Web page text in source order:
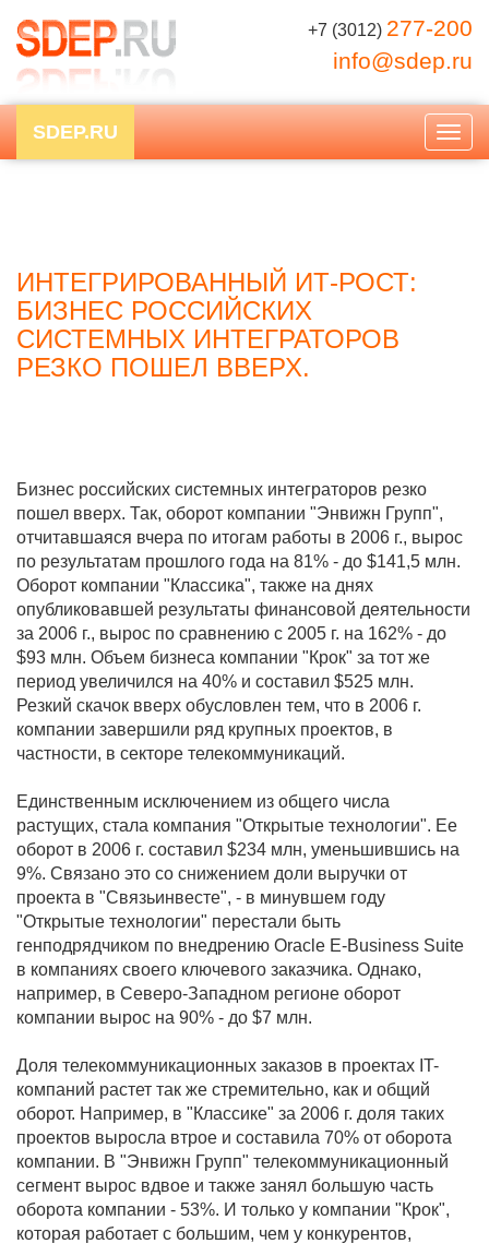
+7 (3012) 277-200
info@sdep.ru
SDEP.RU
ИНТЕГРИРОВАННЫЙ ИТ-РОСТ:
БИЗНЕС РОССИЙСКИХ
СИСТЕМНЫХ ИНТЕГРАТОРОВ
РЕЗКО ПОШЕЛ ВВЕРХ.
Бизнес российских системных интеграторов резко
пошел вверх. Так, оборот компании "Энвижн Групп",
отчитавшаяся вчера по итогам работы в 2006 г., вырос
по результатам прошлого года на 81% - до $141,5 млн.
Оборот компании "Классика", также на днях
опубликовавшей результаты финансовой деятельности
за 2006 г., вырос по сравнению с 2005 г. на 162% - до
$93 млн. Объем бизнеса компании "Крок" за тот же
период увеличился на 40% и составил $525 млн.
Резкий скачок вверх обусловлен тем, что в 2006 г.
компании завершили ряд крупных проектов, в
частности, в секторе телекоммуникаций.
Единственным исключением из общего числа
растущих, стала компания "Открытые технологии". Ее
оборот в 2006 г. составил $234 млн, уменьшившись на
9%. Связано это со снижением доли выручки от
проекта в "Связьинвесте", - в минувшем году
"Открытые технологии" перестали быть
генподрядчиком по внедрению Oracle E-Business Suite
в компаниях своего ключевого заказчика. Однако,
например, в Северо-Западном регионе оборот
компании вырос на 90% - до $7 млн.
Доля телекоммуникационных заказов в проектах IT-
компаний растет так же стремительно, как и общий
оборот. Например, в "Классике" за 2006 г. доля таких
проектов выросла втрое и составила 70% от оборота
компании. В "Энвижн Групп" телекоммуникационный
сегмент вырос вдвое и также занял большую часть
оборота компании - 53%. И только у компании "Крок",
которая работает с большим, чем у конкурентов,